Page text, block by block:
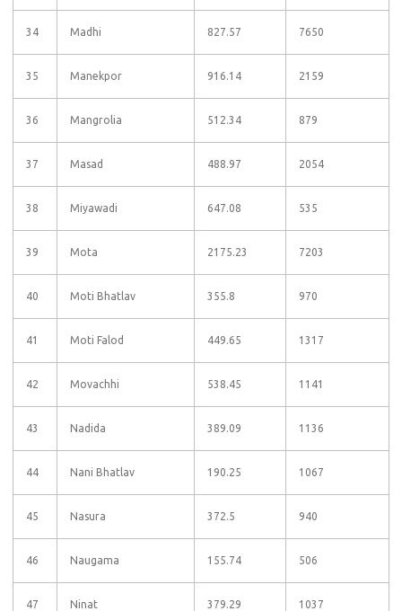
34 Madhi 827.57 7650
35 Manekpor 916.14 2159
36 Mangrolia 512.34 879
37 Masad 488.97 2054
38 Miyawadi 647.08 535
39 Mota 2175.23 7203
40 Moti Bhatlav 355.8 970
41 Moti Falod 449.65 1317
42 Movachhi 538.45 1141
43 Nadida 389.09 1136
44 Nani Bhatlav 190.25 1067
45 Nasura 372.5 940
46 Naugama 155.74 506
47 Ninat 379.29 1037